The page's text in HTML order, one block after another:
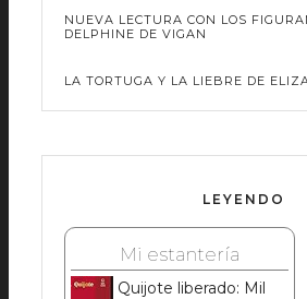
NUEVA LECTURA CON LOS
DELPHINE DE VIGAN
LA TORTUGA Y LA LIEBRE DE
LEYENDO
Mi estantería
Quijote liberado: Mil